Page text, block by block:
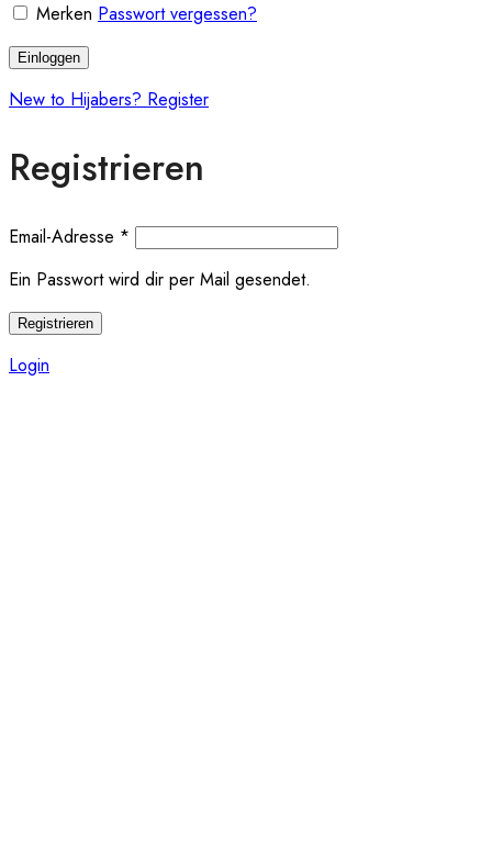
Merken Passwort vergessen?
Einloggen
New to Hijabers? Register
Registrieren
Email-Adresse *
Ein Passwort wird dir per Mail gesendet.
Registrieren
Login